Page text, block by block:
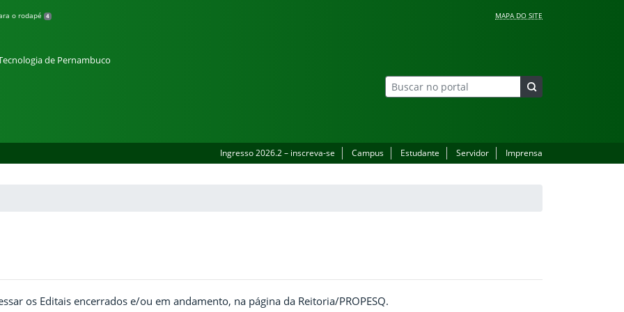
o rodapé 4 MAPA DO SITE
de Pernambuco
Ingresso 2026.2 – inscreva-se Campus Estudante Servidor Imprensa
os Editais encerrados e/ou em andamento, na página da Reitoria/PROPESQ.